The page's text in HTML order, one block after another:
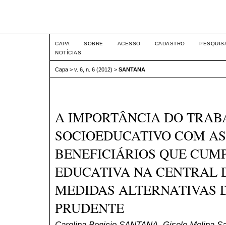
CAPA SOBRE ACESSO CADASTRO
NOTÍCIAS
Capa > v. 6, n. 6 (2012) > SANTANA
A IMPORTÂNCIA DO
SOCIOEDUCATIVO COM
BENEFICIÁRIOS QUE
EDUCATIVA NA CENTRAL
MEDIDAS ALTERNATIVAS
PRUDENTE